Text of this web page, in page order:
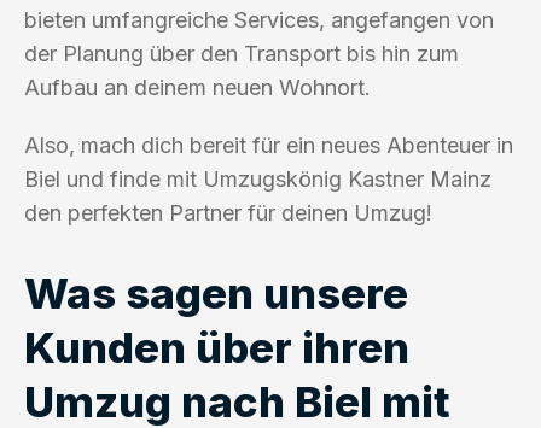
bieten umfangreiche Services, angefangen von
der Planung über den Transport bis hin zum
Aufbau an deinem neuen Wohnort.
Also, mach dich bereit für ein neues Abenteuer in
Biel und finde mit Umzugskönig Kastner Mainz
den perfekten Partner für deinen Umzug!
Was sagen unsere
Kunden über ihren
Umzug nach Biel mit